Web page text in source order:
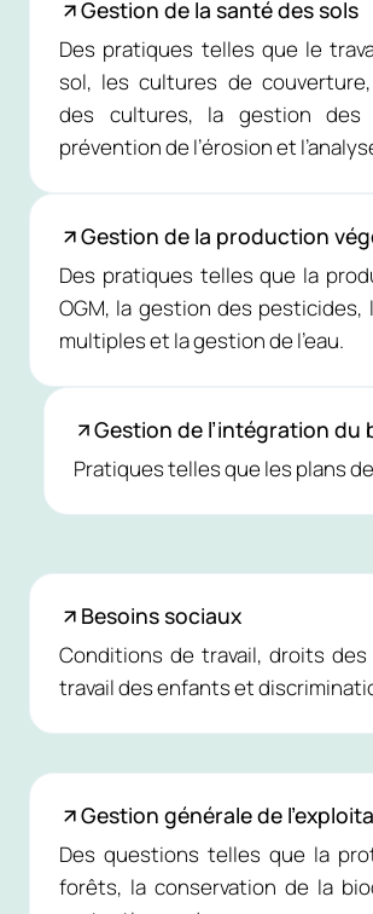
Gestion de la santé des sols
Des pratiques telles que le
sol, les cultures de
des cultures, la gestion des
prévention de l’érosion et
Gestion de la production
Des pratiques telles que la
OGM, la gestion des
multiples et la gestion de l’eau.
Gestion de l’intégration du
Pratiques telles que les plans
Besoins sociaux
Conditions de travail, droits des
travail des enfants et
Gestion générale de
Des questions telles que la
forêts, la conservation de la